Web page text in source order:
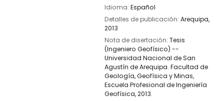
Idioma: Español
Detalles de publicación: Arequipa,
2013
Nota de disertación: Tesis
(Ingeniero Geofísico) --
Universidad Nacional de San
Agustín de Arequipa. Facultad de
Geología, Geofísica y Minas,
Escuela Profesional de Ingeniería
Geofísica, 2013.